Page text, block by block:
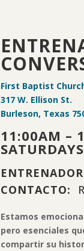
First Baptist
317 W. Ellison St.
Burleson, Texas
11:00AM –
CONTACTO:
Estamos
pero esenciales
compartir su